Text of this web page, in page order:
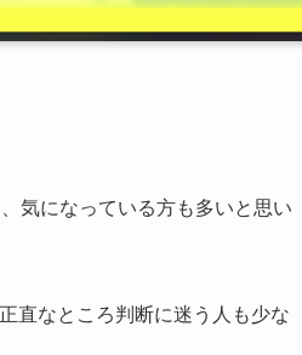
気になっている方も多いと思い
直なところ判断に迷う人も少な